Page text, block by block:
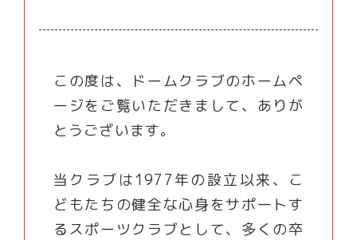
この度は、ドームクラブのホームペ
ージをご覧いただきまして、ありが
とうございます。
当クラブは1977年の設立以来、こ
どもたちの健全な心身をサポートす
るスポーツクラブとして、多くの卒